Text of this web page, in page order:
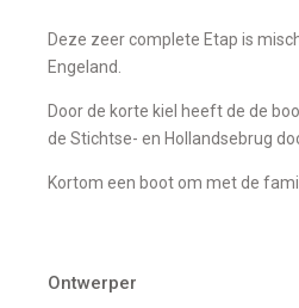
Deze zeer complete Etap is
Engeland.
Door de korte kiel heeft de de
de Stichtse- en Hollandsebrug
Kortom een boot om met de
Ontwerper